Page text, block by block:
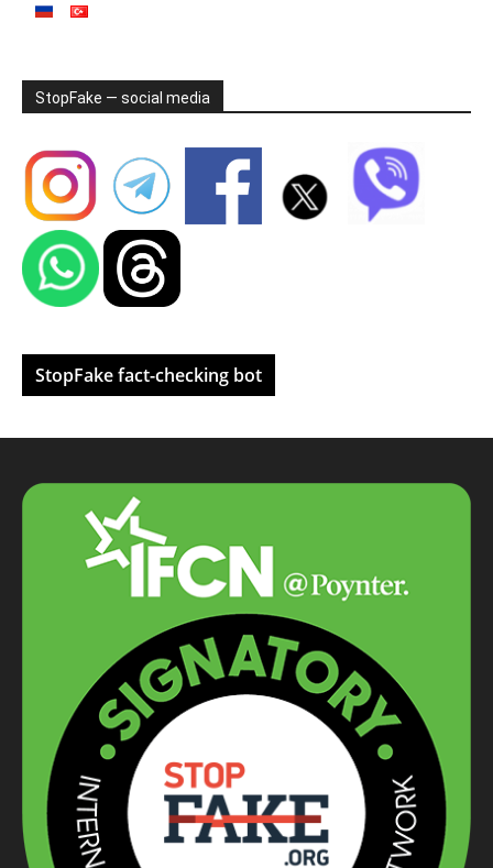
StopFake — social media
StopFake fact-checking bot